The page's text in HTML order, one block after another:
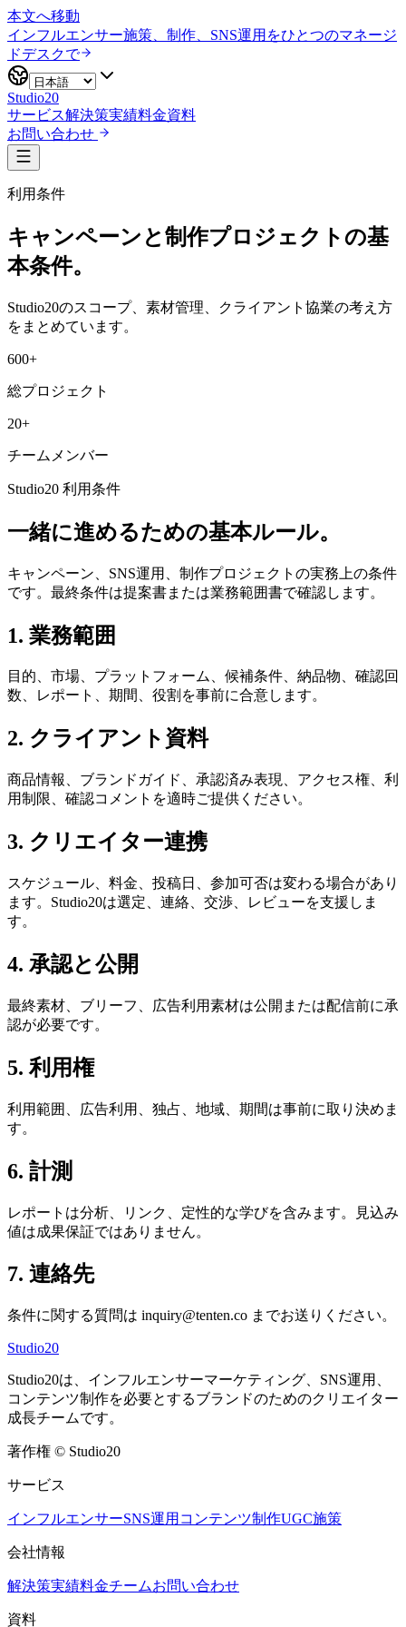
本文へ移動
インフルエンサー施策、制作、SNS運用をひとつのマネージ
ドデスクで
Studio20
サービス解決策実績料金資料
お問い合わせ
利用条件
キャンペーンと制作プロジェクトの基
本条件。
Studio20のスコープ、素材管理、クライアント協業の考え方
をまとめています。
600+
総プロジェクト
20+
チームメンバー
Studio20 利用条件
一緒に進めるための基本ルール。
キャンペーン、SNS運用、制作プロジェクトの実務上の条件
です。最終条件は提案書または業務範囲書で確認します。
1. 業務範囲
目的、市場、プラットフォーム、候補条件、納品物、確認回
数、レポート、期間、役割を事前に合意します。
2. クライアント資料
商品情報、ブランドガイド、承認済み表現、アクセス権、利
用制限、確認コメントを適時ご提供ください。
3. クリエイター連携
スケジュール、料金、投稿日、参加可否は変わる場合があり
ます。Studio20は選定、連絡、交渉、レビューを支援しま
す。
4. 承認と公開
最終素材、ブリーフ、広告利用素材は公開または配信前に承
認が必要です。
5. 利用権
利用範囲、広告利用、独占、地域、期間は事前に取り決めま
す。
6. 計測
レポートは分析、リンク、定性的な学びを含みます。見込み
値は成果保証ではありません。
7. 連絡先
条件に関する質問は inquiry@tenten.co までお送りください。
Studio20
Studio20は、インフルエンサーマーケティング、SNS運用、
コンテンツ制作を必要とするブランドのためのクリエイター
成長チームです。
著作権 © Studio20
サービス
インフルエンサーSNS運用 コンテンツ制作UGC施策
会社情報
解決策実績料金チームお問い合わせ
資料